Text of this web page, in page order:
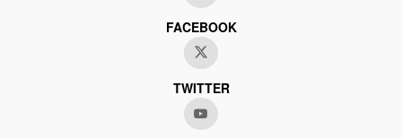
FACEBOOK
TWITTER